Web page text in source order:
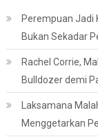
Perempuan Jadi
Bukan Sekadar
Rachel Corrie,
Bulldozer demi
Laksamana
Menggetarkan